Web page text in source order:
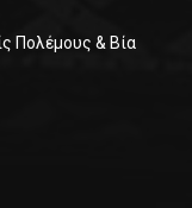
Πολέμους & Βία